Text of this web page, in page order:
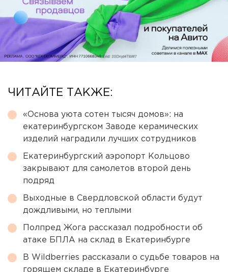
ЧИТАЙТЕ ТАКЖЕ:
«Основа уюта сотен тысяч домов»: на
екатеринбургском Заводе керамических
изделий наградили лучших сотрудников
Екатеринбургский аэропорт Кольцово
закрывают для самолетов второй день
подряд
Выходные в Свердловской области будут
дождливыми, но теплыми
Полпред Жога рассказал подробности об
атаке БПЛА на склад в Екатеринбурге
В Wildberries рассказали о судьбе товаров на
горящем складе в Екатеринбурге